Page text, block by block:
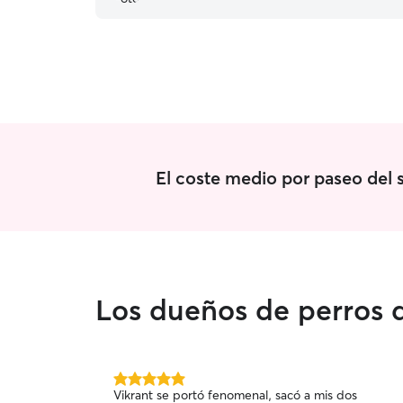
El coste medio por paseo del
Los dueños de perros
5.0
Vikrant se portó fenomenal, sacó a mis dos